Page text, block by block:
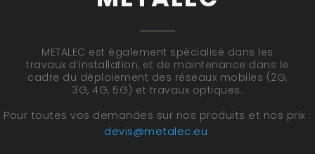
METALEC est également spécialisé dans les
travaux d’installation, et de maintenance dans le
cadre du déploiement des réseaux mobiles (2G,
3G, 4G, 5G) et travaux optiques.
Pour toutes vos demandes sur nos produits et nos prix :
devis@metalec.eu